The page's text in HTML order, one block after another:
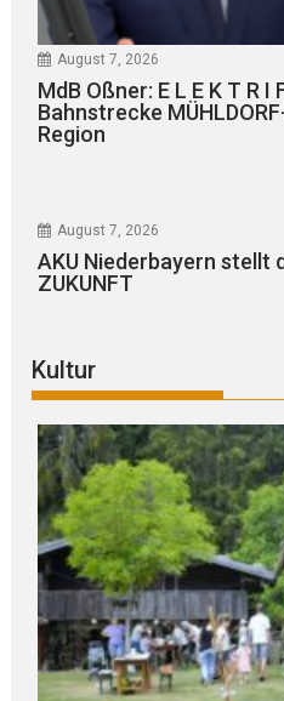
August 7, 2026
MdB Oßner: E L E K T R I
Bahnstrecke
Region
August 7, 2026
AKU Niederbayern stellt
ZUKUNFT
Kultur